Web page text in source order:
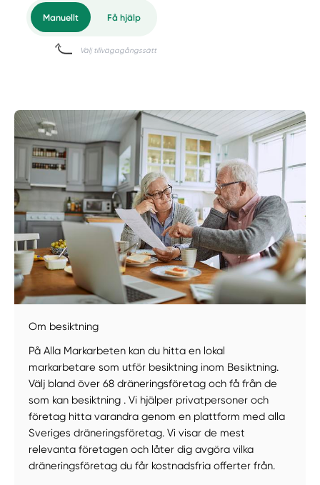
Manuellt
Välj tillvägagångssätt
Om besiktning
På Alla Markarbeten kan du hitta en lokal
markarbetare som utför besiktning inom Besiktning.
Välj bland över 68 dräneringsföretag och få från de
som kan besiktning . Vi hjälper privatpersoner och
företag hitta varandra genom en plattform med alla
Sveriges dräneringsföretag. Vi visar de mest
relevanta företagen och låter dig avgöra vilka
dräneringsföretag du får kostnadsfria offerter från.